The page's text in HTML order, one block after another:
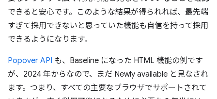
できると安心です。このような結果が得られれば、最先端
すぎて採用できないと思っていた機能も自信を持って採用
できるようになります。
Popover API も、Baseline になった HTML 機能の例です
が、2024 年からなので、まだ Newly available と見なされ
ます。つまり、すべての主要なブラウザでサポートされて